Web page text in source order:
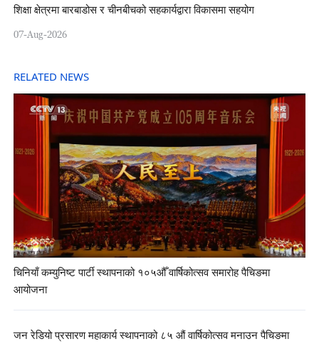
शिक्षा क्षेत्रमा बारबाडोस र चीनबीचको सहकार्यद्वारा विकासमा सहयोग
07-Aug-2026
RELATED NEWS
चिनियाँ कम्युनिष्ट पार्टी स्थापनाको १०५औँ वार्षिकोत्सव समारोह पैचिङमा
आयोजना
जन रेडियो प्रसारण महाकार्य स्थापनाको ८५ औं वार्षिकोत्सव मनाउन पैचिङमा